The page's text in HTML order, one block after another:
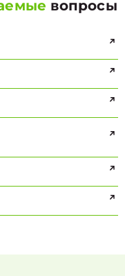
вопросы